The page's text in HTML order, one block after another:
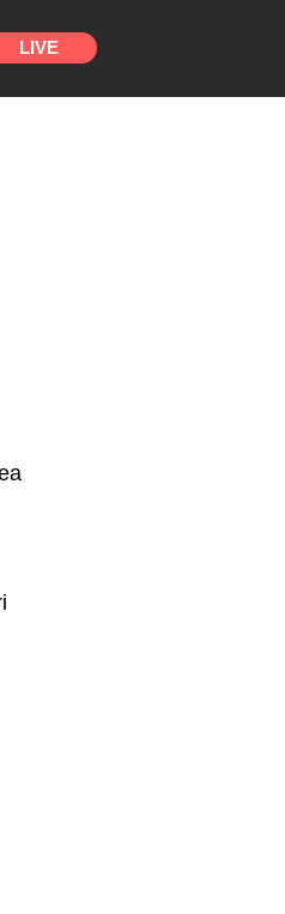
LIVE